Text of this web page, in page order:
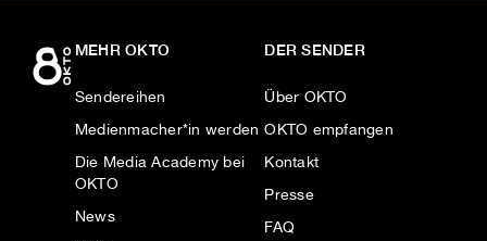
MEHR OKTO
Sendereihen
Medienmacher*in werden
Die Media Academy bei
OKTO
News
DER SENDER
Über OKTO
OKTO empfangen
Kontakt
Presse
FAQ